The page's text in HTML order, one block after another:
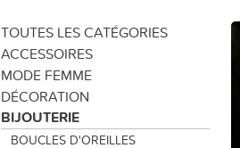
TOUTES LES CATÉGORIES
ACCESSOIRES
MODE FEMME
DÉCORATION
BIJOUTERIE
BOUCLES D'OREILLES